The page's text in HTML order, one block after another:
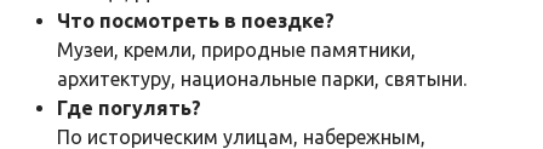
Что посмотреть в поездке?
Музеи, кремли, природные памятники,
архитектуру, национальные парки, святыни.
Где погулять?
По историческим улицам, набережным,